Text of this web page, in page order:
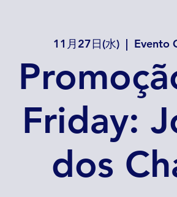
11月27日(水)
  |
Evento
Friday:
dos